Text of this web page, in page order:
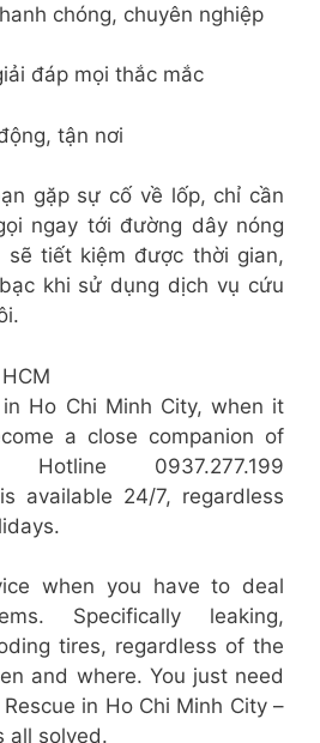
chóng, chuyên nghiệp
đáp mọi thắc mắc
tận nơi
gặp sự cố về lốp, chỉ cần
ngay tới đường dây nóng
sẽ tiết kiệm được thời gian,
khi sử dụng dịch vụ cứu
Ho Chi Minh City, when it
a close companion of
0937.277.199
available 24/7, regardless
when you have to deal
Specifically leaking,
tires, regardless of the
and where. You just need
in Ho Chi Minh City –
all solved.